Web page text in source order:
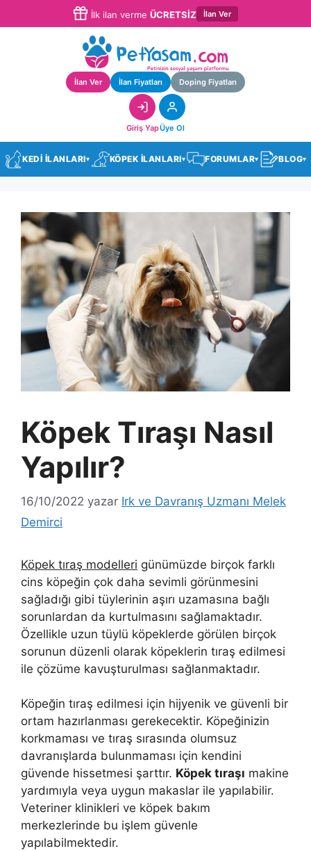
İlk ilan verme ÜCRETSİZ İlan Ver
İlan Ver İlan Fiyatları Doping Fiyatları
Giriş YapÜye Ol
KEDİ İLANLARI▾ KÖPEK İLANLARI▾ FORUMLAR▾ BLOG▾
Köpek Tıraşı Nasıl
Yapılır?
16/10/2022 yazar Irk ve Davranış Uzmanı Melek
Demirci
Köpek tıraş modelleri günümüzde birçok farklı
cins köpeğin çok daha sevimli görünmesini
sağladığı gibi tüylerinin aşırı uzamasına bağlı
sorunlardan da kurtulmasını sağlamaktadır.
Özellikle uzun tüylü köpeklerde görülen birçok
sorunun düzenli olarak köpeklerin tıraş edilmesi
ile çözüme kavuşturulması sağlanmaktadır.
Köpeğin tıraş edilmesi için hijyenik ve güvenli bir
ortam hazırlanması gerekecektir. Köpeğinizin
korkmaması ve tıraş sırasında olumsuz
davranışlarda bulunmaması için kendini
güvende hissetmesi şarttır. Köpek tıraşı makine
yardımıyla veya uygun makaslar ile yapılabilir.
Veteriner klinikleri ve köpek bakım
merkezlerinde bu işlem güvenle
yapılabilmektedir.